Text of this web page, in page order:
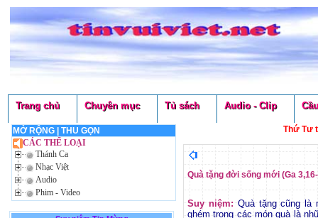
Trang chủ Chuyên mục Tủ sách Audio - Clip
MỞ RỘNG| THU GỌN
CÁC THỂ LOẠI
Thánh Ca
Nhạc Việt
Audio
Phim - Video
Thứ Tư
Quà tặng đời sống mới (Ga
Suy niệm: Quà tặng cũng là
ghém trong các món quà là